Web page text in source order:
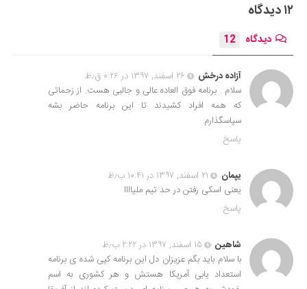
۱۲ دیدگاه
دیدگاه 12
آزاده درخش
۲۶ اسفند, ۱۳۹۷ در ۰:۲۶ ق٫ظ
سلام . برنامه فوق العاده عالی و جالبی هست. از زحماتی
که همه افراد کشیدند تا این برنامه حاضر بشه
سپاسگذارم
پاسخ
یپمان
۲۱ اسفند, ۱۳۹۷ در ۱۰:۴۱ ب٫ظ
یعنی اسکی رفتن در حد تیم ملیاااا
پاسخ
شاهین
۱۵ اسفند, ۱۳۹۷ در ۲:۲۲ ب٫ظ
با سلام باید بگم عزیزان دل این برنامه کپی شده ی برنامه
استعداد یابی آمریکا هستش و هر کشوری به اسم